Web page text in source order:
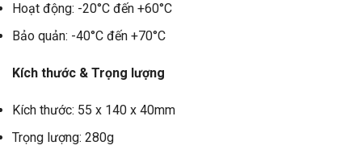
Hoạt động: -20°C đến +60°C
Bảo quản: -40°C đến +70°C
Kích thước & Trọng lượng
Kích thước: 55 x 140 x 40mm
Trọng lượng: 280g